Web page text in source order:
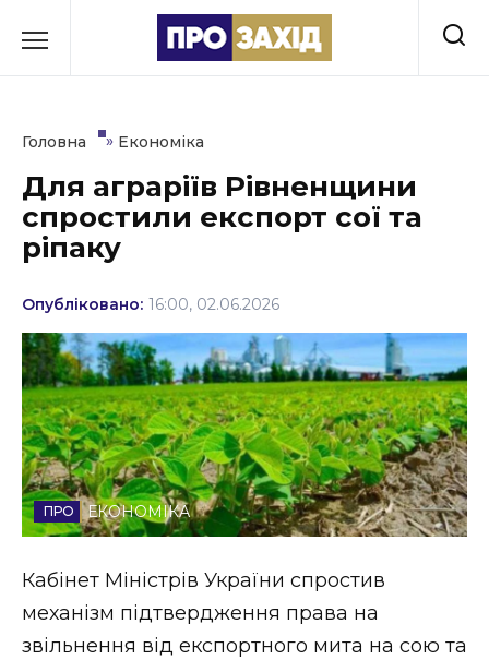
до
Культура
Освіта
Події
Політика
Соціум
Спорт
Стиль життя
Втрачений Ужгород (відеоверсія)
Головна » Економіка
Для аграріїв Рівненщини
спростили експорт сої та
ріпаку
Опубліковано: 16:00, 02.06.2026
ЕКОНОМІКА
Кабінет Міністрів України спростив
механізм підтвердження права на
звільнення від експортного мита на сою та